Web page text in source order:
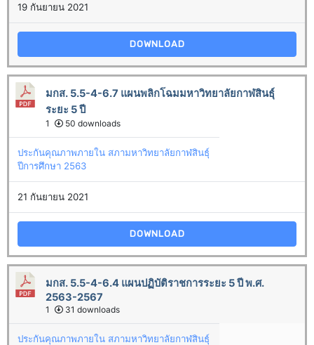
19 กันยายน 2021
DOWNLOAD
มกส. 5.5-4-6.7 แผนพลิกโฉมมหาวิทยาลัยกาฬสินธุ์
ระยะ 5 ปี
1 50 downloads
ประกันคุณภาพภายใน สภามหาวิทยาลัยกาฬสินธุ์
ปีการศึกษา 2563
21 กันยายน 2021
DOWNLOAD
มกส. 5.5-4-6.4 แผนปฏิบัติราชการระยะ 5 ปี พ.ศ.
2563-2567
1 31 downloads
ประกันคุณภาพภายใน สภามหาวิทยาลัยกาฬสินธุ์